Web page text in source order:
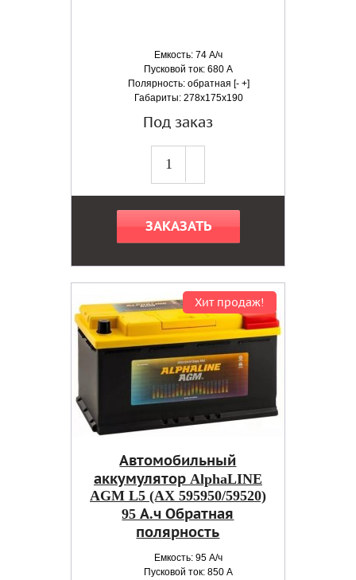
Емкость: 74 А/ч
Пусковой ток: 680 А
Полярность: обратная [- +]
Габариты: 278x175x190
Под заказ
ЗАКАЗАТЬ
Хит продаж!
Автомобильный
аккумулятор AlphaLINE
AGM L5 (AX 595950/59520)
95 А.ч Обратная
полярность
Емкость: 95 А/ч
Пусковой ток: 850 А